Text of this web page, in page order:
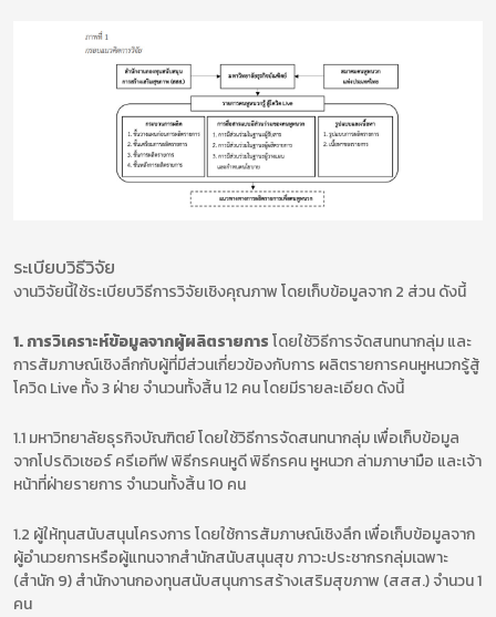
ระเบียบวิธีวิจัย
งานวิจัยนี้ใช้ระเบียบวิธีการวิจัยเชิงคุณภาพ โดยเก็บข้อมูลจาก 2 ส่วน ดังนี้
1. การวิเคราะห์ข้อมูลจากผู้ผลิตรายการโดยใช้วิธีการจัดสนทนากลุ่ม และ
การสัมภาษณ์เชิงลึกกับผู้ที่มีส่วนเกี่ยวข้องกับการ ผลิตรายการคนหูหนวกรู้สู้
โควิด Live ทั้ง 3 ฝ่าย จำนวนทั้งสิ้น 12 คน โดยมีรายละเอียด ดังนี้
1.1 มหาวิทยาลัยธุรกิจบัณฑิตย์ โดยใช้วิธีการจัดสนทนากลุ่ม เพื่อเก็บข้อมูล
จากโปรดิวเซอร์ ครีเอทีฟ พิธีกรคนหูดี พิธีกรคน หูหนวก ล่ามภาษามือ และเจ้า
หน้าที่ฝ่ายรายการ จำนวนทั้งสิ้น 10 คน
1.2 ผู้ให้ทุนสนับสนุนโครงการ โดยใช้การสัมภาษณ์เชิงลึก เพื่อเก็บข้อมูลจาก
ผู้อำนวยการหรือผู้แทนจากสำนักสนับสนุนสุข ภาวะประชากรกลุ่มเฉพาะ
(สำนัก 9) สำนักงานกองทุนสนับสนุนการสร้างเสริมสุขภาพ (สสส.) จำนวน 1
คน